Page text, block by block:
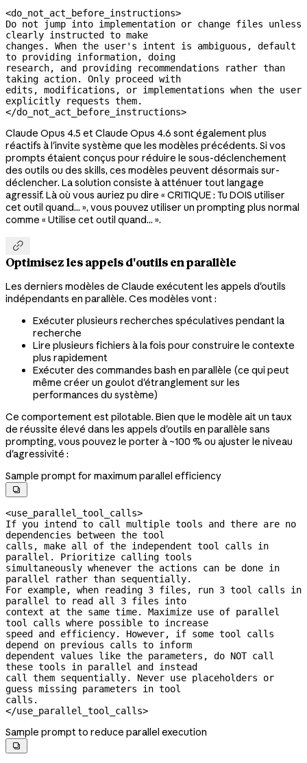
<do_not_act_before_instructions>
Do not jump into implementation or change files unless
clearly instructed to make
changes. When the user's intent is ambiguous, default
to providing information, doing
research, and providing recommendations rather than
taking action. Only proceed with
edits, modifications, or implementations when the user
explicitly requests them.
</do_not_act_before_instructions>
Claude Opus 4.5 et Claude Opus 4.6 sont également plus
réactifs à l'invite système que les modèles précédents. Si vos
prompts étaient conçus pour réduire le sous-déclenchement
des outils ou des skills, ces modèles peuvent désormais sur-
déclencher. La solution consiste à atténuer tout langage
agressif. Là où vous auriez pu dire « CRITIQUE : Tu DOIS utiliser
cet outil quand... », vous pouvez utiliser un prompting plus normal
comme « Utilise cet outil quand... ».

Optimisez les appels d'outils en parallèle
Les derniers modèles de Claude exécutent les appels d'outils
indépendants en parallèle. Ces modèles vont :
Exécuter plusieurs recherches spéculatives pendant la
recherche
Lire plusieurs fichiers à la fois pour construire le contexte
plus rapidement
Exécuter des commandes bash en parallèle (ce qui peut
même créer un goulot d'étranglement sur les
performances du système)
Ce comportement est pilotable. Bien que le modèle ait un taux
de réussite élevé dans les appels d'outils en parallèle sans
prompting, vous pouvez le porter à ~100 % ou ajuster le niveau
d'agressivité :
Sample prompt for maximum parallel efficiency

<use_parallel_tool_calls>
If you intend to call multiple tools and there are no
dependencies between the tool
calls, make all of the independent tool calls in
parallel. Prioritize calling tools
simultaneously whenever the actions can be done in
parallel rather than sequentially.
For example, when reading 3 files, run 3 tool calls in
parallel to read all 3 files into
context at the same time. Maximize use of parallel
tool calls where possible to increase
speed and efficiency. However, if some tool calls
depend on previous calls to inform
dependent values like the parameters, do NOT call
these tools in parallel and instead
call them sequentially. Never use placeholders or
guess missing parameters in tool
calls.
</use_parallel_tool_calls>
Sample prompt to reduce parallel execution
